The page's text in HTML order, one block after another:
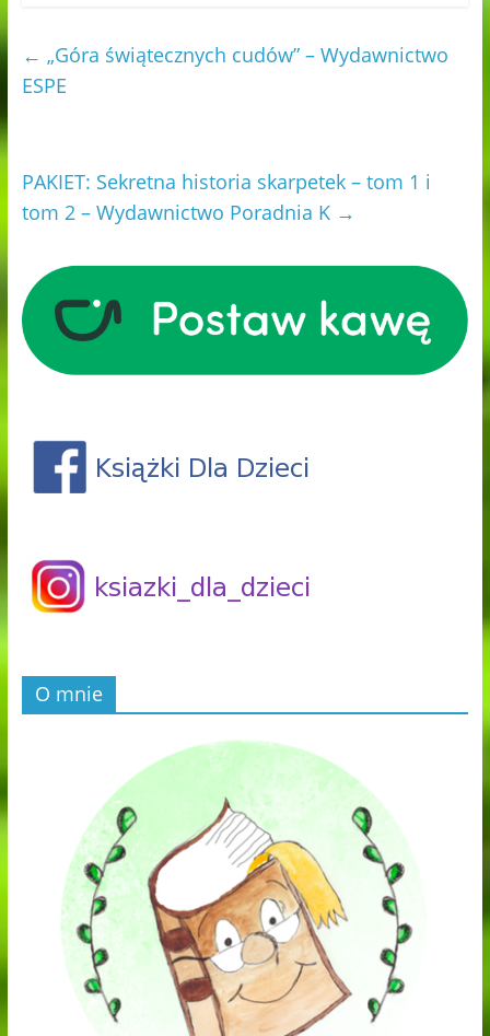
← „Góra świątecznych cudów” – Wydawnictwo
ESPE
PAKIET: Sekretna historia skarpetek – tom 1 i
tom 2 – Wydawnictwo Poradnia K →
O mnie